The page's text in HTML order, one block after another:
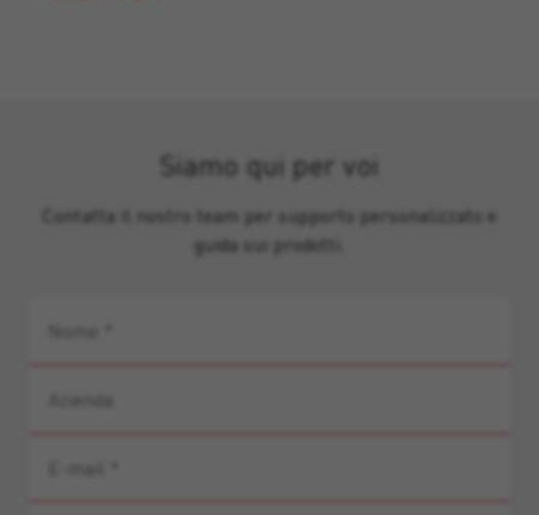
Siamo qui per voi
Contatta il nostro team per supporto personalizzato e
guida sui prodotti.